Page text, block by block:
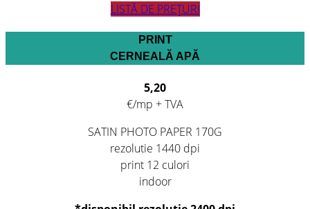
LISTĂ DE PREȚURI
PRINT
CERNEALĂ APĂ
5,20
€/mp + TVA
SATIN PHOTO PAPER 170G
rezolutie 1440 dpi
print 12 culori
indoor